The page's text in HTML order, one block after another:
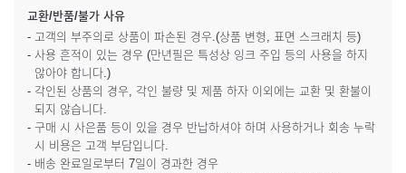
교환/반품/불가 사유
- 고객의 부주의로 상품이 파손된 경우.(상품 변형, 표면 스크래치 등)
- 사용 흔적이 있는 경우 (만년필은 특성상 잉크 주입 등의 사용을 하지
않아야 합니다.)
- 각인된 상품의 경우, 각인 불량 및 제품 하자 이외에는 교환 및 환불이
되지 않습니다.
- 구매 시 사은품 등이 있을 경우 반납하셔야 하며 사용하거나 회송 누락
시 비용은 고객 부담입니다.
- 배송 완료일로부터 7일이 경과한 경우